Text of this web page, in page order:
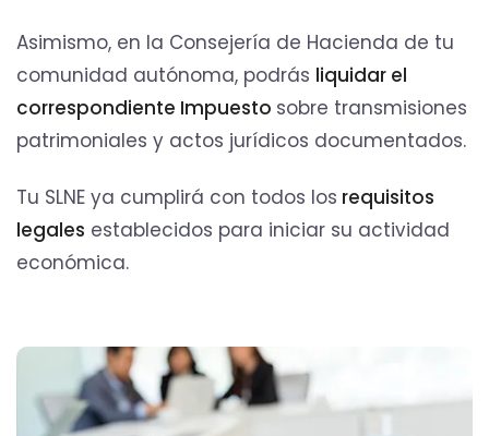
Asimismo, en la Consejería de Hacienda de tu
comunidad autónoma, podrás liquidar el
correspondiente Impuesto sobre transmisiones
patrimoniales y actos jurídicos documentados.
Tu SLNE ya cumplirá con todos los requisitos
legales establecidos para iniciar su actividad
económica.